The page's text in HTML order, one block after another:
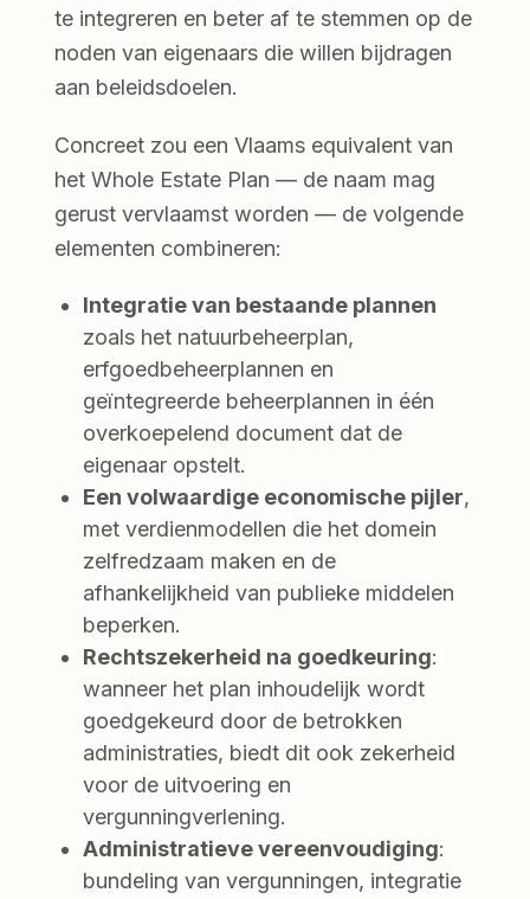
te integreren en beter af te stemmen op de
noden van eigenaars die willen bijdragen
aan beleidsdoelen.
Concreet zou een Vlaams equivalent van
het Whole Estate Plan — de naam mag
gerust vervlaamst worden — de volgende
elementen combineren:
Integratie van bestaande plannen
zoals het natuurbeheerplan,
erfgoedbeheerplannen en
geïntegreerde beheerplannen in één
overkoepelend document dat de
eigenaar opstelt.
Een volwaardige economische pijler,
met verdienmodellen die het domein
zelfredzaam maken en de
afhankelijkheid van publieke middelen
beperken.
Rechtszekerheid na goedkeuring:
wanneer het plan inhoudelijk wordt
goedgekeurd door de betrokken
administraties, biedt dit ook zekerheid
voor de uitvoering en
vergunningverlening.
Administratieve vereenvoudiging:
bundeling van vergunningen, integratie